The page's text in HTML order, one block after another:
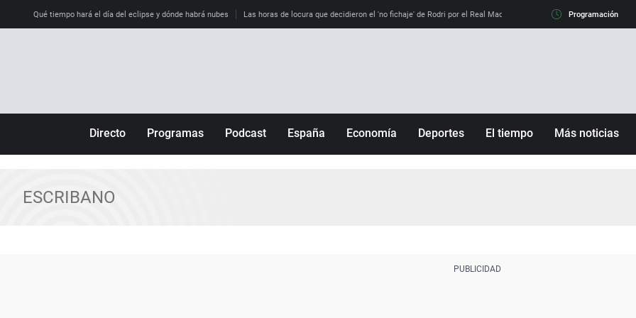
Qué tiempo hará el día del eclipse y dónde habrá nubes Las horas de locura que decidieron el 'no fichaje' de Rodri por el Real Madrid y su 'sí' al Barça La llamada
Programación
Directo Programas Podcast España Economía Deportes El tiempo Más noticias
ESCRIBANO